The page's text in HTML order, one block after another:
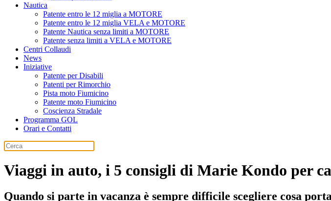
Nautica
Patente entro le 12 miglia a MOTORE
Patente entro le 12 miglia VELA e MOTORE
Patente Nautica senza limiti a MOTORE
Patente senza limiti a VELA e MOTORE
Centri Collaudi
News
Iniziative
Patente per Disabili
Patenti per Rimorchio
Pista moto Fiumicino
Patente moto Fiumicino
Coscienza Stradale
Programma GOL
Orari e Contatti
Viaggi in auto, i 5 consigli di Marie Kondo per
Quando si parte in vacanza è sempre difficile scegliere cosa